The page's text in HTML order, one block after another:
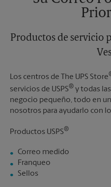
Productos de servicio
Los centros de The UPS Store
servicios de USPS® y todas
negocio pequeño, todo en
nosotros para ayudarlo con
Productos USPS®
Correo medido
Franqueo
Sellos